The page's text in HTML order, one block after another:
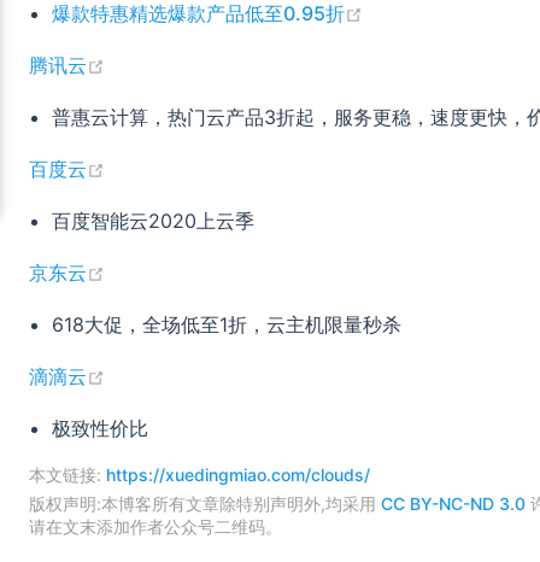
爆款特惠精选爆款产品低至0.95折
腾讯云
普惠云计算，热门云产品3折起，服务更稳，速度更快，
百度云
百度智能云2020上云季
京东云
618大促，全场低至1折，云主机限量秒杀
滴滴云
极致性价比
本文链接: https://xuedingmiao.com/clouds/
版权声明:本博客所有文章除特别声明外,均采用 CC BY-NC-ND 3.0
请在文末添加作者公众号二维码。